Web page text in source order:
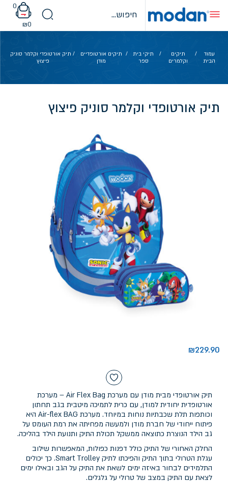
content
0
₪0
עמוד
הבית
/
תיקים
וקלמרים
/
תיקי בית
ספר
/ תיקים אורטופדיים
מודן
/ תיק אורטופדי וקלמר סוניק
פיצוץ
תיק אורטופדי וקלמר סוניק פיצוץ
₪229.90
תיק אורטופדי מבית מודן עם מערכת Air Flex Bag – מערכת
אורטופדית יחודית למודן, עם כרית לתמיכה מיטבית בגב תחתון
וכותפות תלת שכבתיות נוחות במיוחד. מערכת Air-flex BAG היא
פיתוח ייחודי של חברת מודן ולמעשה מפחיתה את רמת העומס על
גב הילד הנוצרת כתוצאה ממשקל תכולת התיק ותנועת הילד בהליכה.
החלק האחורי של התיק כולל דפנות כפולות, המאפשרות שילוב
עגלת הטרולי בתוך התיק והפיכתו לתיק Smart Trolley. כך יכולים
התלמידים לבחור באיזה ימים לשאת את התיק על הגב ובאילו ימים
לצאת עם התיק במצב של טרולי על גלגלים.